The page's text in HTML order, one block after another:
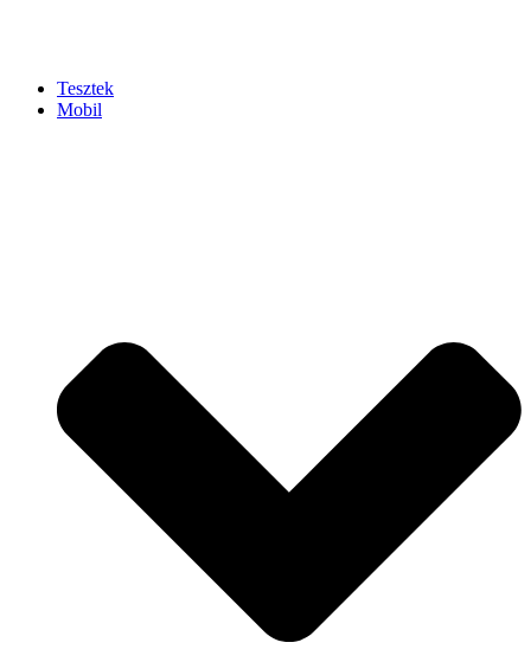
Tesztek
Mobil